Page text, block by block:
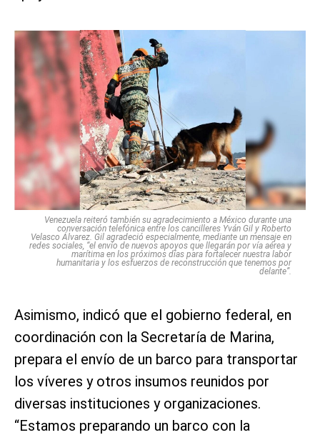
Venezuela reiteró también su agradecimiento a México durante una
conversación telefónica entre los cancilleres Yván Gil y Roberto
Velasco Álvarez. Gil agradeció especialmente, mediante un mensaje en
redes sociales, “el envío de nuevos apoyos que llegarán por vía aérea y
marítima en los próximos días para fortalecer nuestra labor
humanitaria y los esfuerzos de reconstrucción que tenemos por
delante”.
Asimismo, indicó que el gobierno federal, en
coordinación con la Secretaría de Marina,
prepara el envío de un barco para transportar
los víveres y otros insumos reunidos por
diversas instituciones y organizaciones.
“Estamos preparando un barco con la